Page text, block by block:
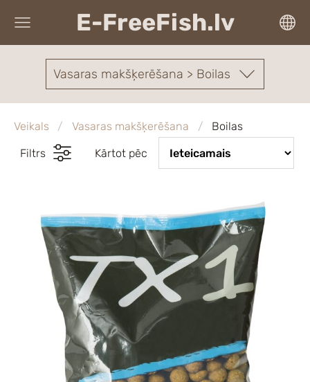
E-FreeFish.lv
Vasaras makšķerēšana > Boilas
Veikals Vasaras makšķerēšana Boilas
Filtrs Kārtot pēc